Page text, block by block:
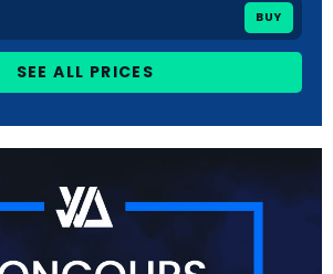
BUY
SEE ALL PRICES